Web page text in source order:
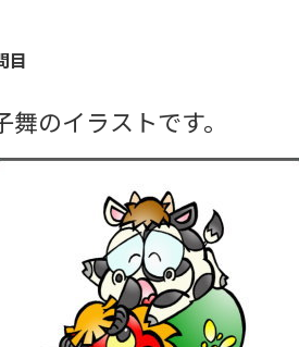
目
舞のイラストです。